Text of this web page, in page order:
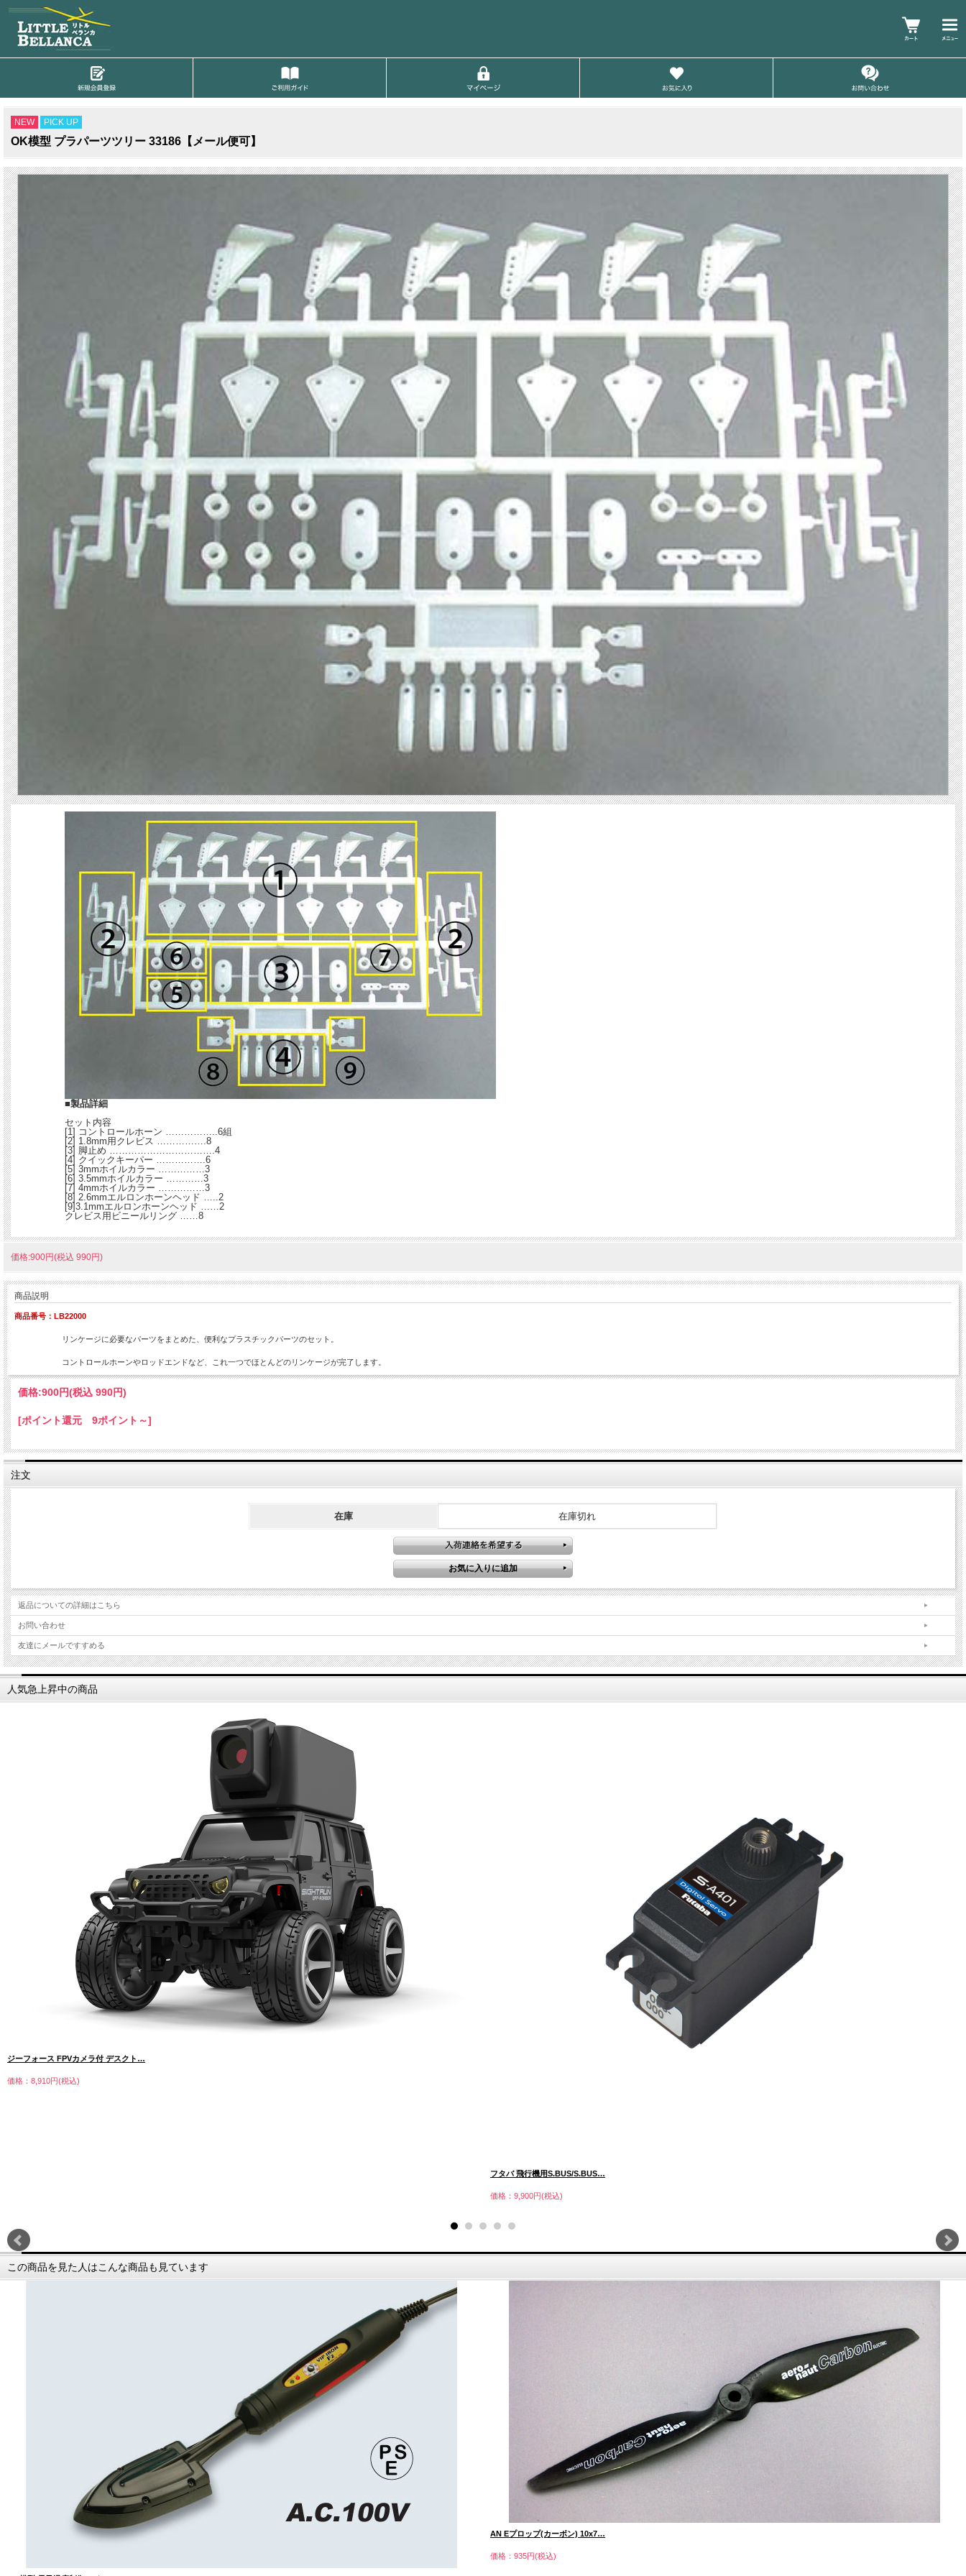
NEW PICK UP
OK模型 プラパーツツリー 33186【メール便可】
■製品詳細
セット内容
[1] コントロールホーン ……………..6組
[2] 1.8mm用クレビス …………….8
[3] 脚止め …………………………….4
[4] クイックキーパー …………….6
[5] 3mmホイルカラー ……………3
[6] 3.5mmホイルカラー …………3
[7] 4mmホイルカラー ……………3
[8] 2.6mmエルロンホーンヘッド …..2
[9]3.1mmエルロンホーンヘッド ……2
クレビス用ビニールリング ……8
価格:900円(税込 990円)
商品説明
商品番号：LB22000
リンケージに必要なパーツをまとめた、便利なプラスチックパーツのセット。
コントロールホーンやロッドエンドなど、これ一つでほとんどのリンケージが完了します。
価格:900円(税込 990円)
[ポイント還元 9ポイント～]
注文
在庫 在庫切れ
返品についての詳細はこちら
お問い合わせ
友達にメールですすめる
人気急上昇中の商品
ジーフォース FPVカメラ付 デスクト…
価格：8,910円(税込)
フタバ 飛行機用S.BUS/S.BUS…
価格：9,900円(税込)
この商品を見た人はこんな商品も見ています
AN Eプロップ(カーボン) 10x7…
価格：935円(税込)